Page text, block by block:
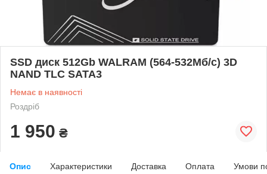
SSD диск 512Gb WALRAM (564-532Мб/с) 3D
NAND TLC SATA3
Немає в наявності
Роздріб
1 950 ₴
Опис Характеристики Доставка Оплата Умови